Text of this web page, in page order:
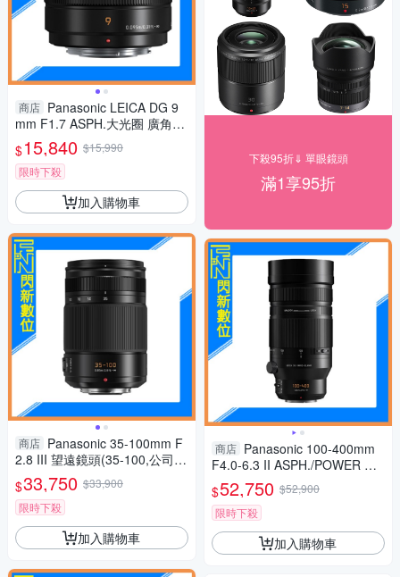
商店 Panasonic LEICA DG 9
mm F1.7 ASPH.大光圈 廣角定
焦 微距(公司貨)
$15,840 $15,990
限時下殺
加入購物車
商店 Panasonic 35-100mm F
2.8 III 望遠鏡頭(35-100,公司
貨)H-ES35100GC
$33,750 $33,900
限時下殺
加入購物車
下殺95折⇓ 單眼鏡頭
滿1享95折
商店 Panasonic 100-400mm
F4.0-6.3 II ASPH./POWER O.I.
S.鏡頭(100-400 II,公司貨)
$52,750 $52,900
限時下殺
加入購物車